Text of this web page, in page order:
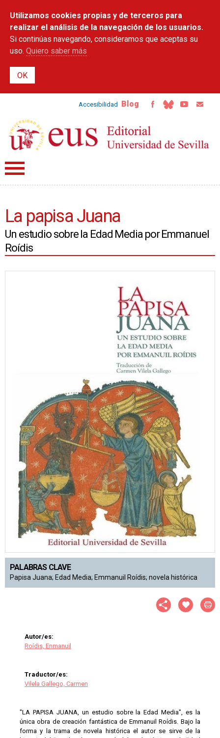
contenido
principal
Utilizamos cookies propias y de terceros para
realizar el análisis de la navegación de los usuarios.
Si continúas navegando, consideramos que aceptas su
uso. Quiero saber más
Accesibilidad Blog
La papisa Juana
Un estudio sobre la Edad Media por Emmanuel
Roídis
PALABRAS CLAVE
Papisa Juana; Edad Media; Emmanuil Roídis; novela histórica
Autor/es:
Roídis, Enmanuil
Traductor/es:
Vilela Gallego, Carmen
"LA PAPISA JUANA, un estudio sobre la Edad Media", es la
única obra de creación fantástica de Emmanuil Roídis. Bajo la
forma y la trama de novela histórica el autor se sirve de la